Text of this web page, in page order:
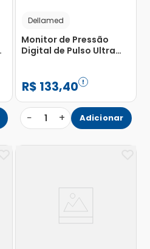
Dellamed
Monitor de Pressão
Digital de Pulso Ultra
R$ 133,40
− 1 + Adicionar